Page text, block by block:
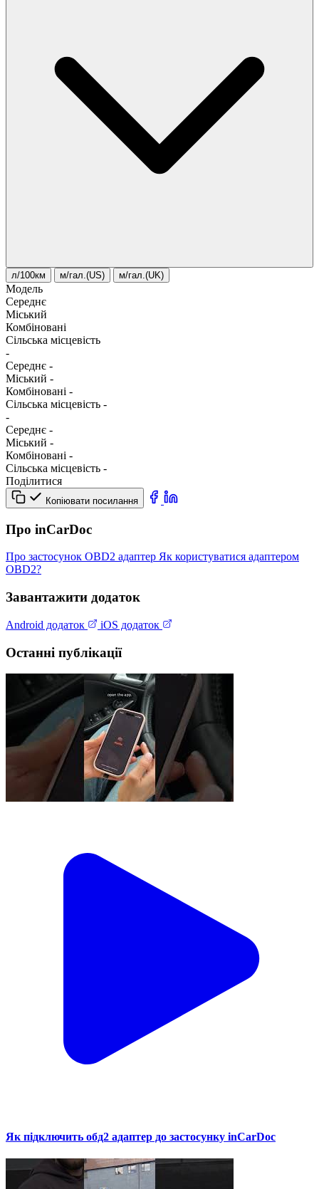
л/100км м/гал.(US) м/гал.(UK)
Модель
Середнє
Міський
Комбіновані
Сільська місцевість
-
Середнє -
Міський -
Комбіновані -
Сільська місцевість -
-
Середнє -
Міський -
Комбіновані -
Сільська місцевість -
Поділитися
Копіювати посилання
Про inCarDoc
Про застосунок OBD2 адаптер Як користуватися адаптером
OBD2?
Завантажити додаток
Android додаток iOS додаток
Останні публікації
Як підключить обд2 адаптер до застосунку inCarDoc